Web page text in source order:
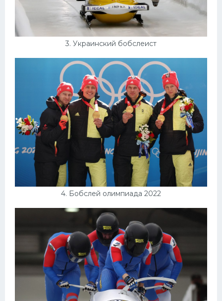
3. Украинский бобслеист
4. Бобслей олимпиада 2022